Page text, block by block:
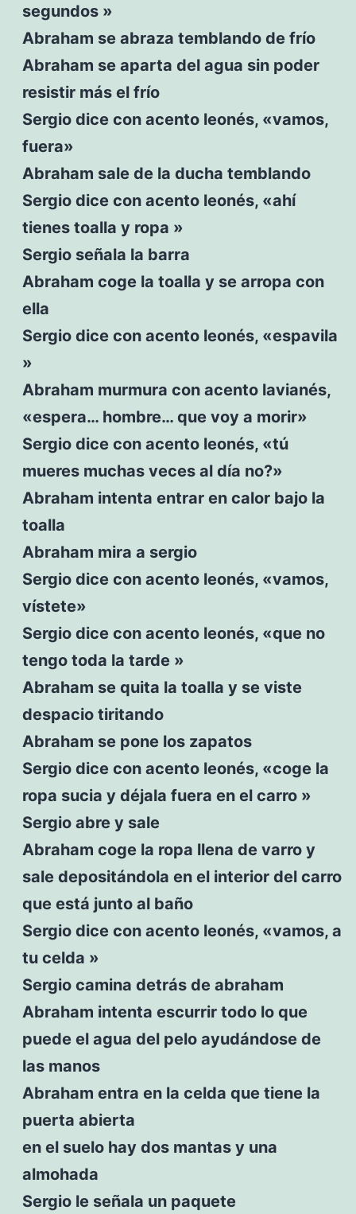
segundos »
Abraham se abraza temblando de frío
Abraham se aparta del agua sin poder
resistir más el frío
Sergio dice con acento leonés, «vamos,
fuera»
Abraham sale de la ducha temblando
Sergio dice con acento leonés, «ahí
tienes toalla y ropa »
Sergio señala la barra
Abraham coge la toalla y se arropa con
ella
Sergio dice con acento leonés, «espavila
»
Abraham murmura con acento lavianés,
«espera… hombre… que voy a morir»
Sergio dice con acento leonés, «tú
mueres muchas veces al día no?»
Abraham intenta entrar en calor bajo la
toalla
Abraham mira a sergio
Sergio dice con acento leonés, «vamos,
vístete»
Sergio dice con acento leonés, «que no
tengo toda la tarde »
Abraham se quita la toalla y se viste
despacio tiritando
Abraham se pone los zapatos
Sergio dice con acento leonés, «coge la
ropa sucia y déjala fuera en el carro »
Sergio abre y sale
Abraham coge la ropa llena de varro y
sale depositándola en el interior del carro
que está junto al baño
Sergio dice con acento leonés, «vamos, a
tu celda »
Sergio camina detrás de abraham
Abraham intenta escurrir todo lo que
puede el agua del pelo ayudándose de
las manos
Abraham entra en la celda que tiene la
puerta abierta
en el suelo hay dos mantas y una
almohada
Sergio le señala un paquete